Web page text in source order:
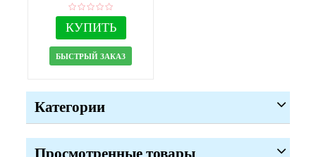
КУПИТЬ
БЫСТРЫЙ ЗАКАЗ
Категории
Просмотренные товары